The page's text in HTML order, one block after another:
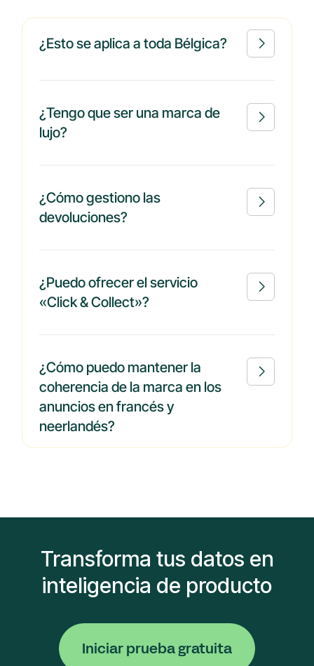
¿Esto se aplica a toda Bélgica? 
¿Tengo que ser una marca de
lujo?

¿Cómo gestiono las
devoluciones?

¿Puedo ofrecer el servicio
«Click & Collect»?

¿Cómo puedo mantener la
coherencia de la marca en los
anuncios en francés y
neerlandés?

Transforma tus datos en
inteligencia de producto
Iniciar prueba gratuita